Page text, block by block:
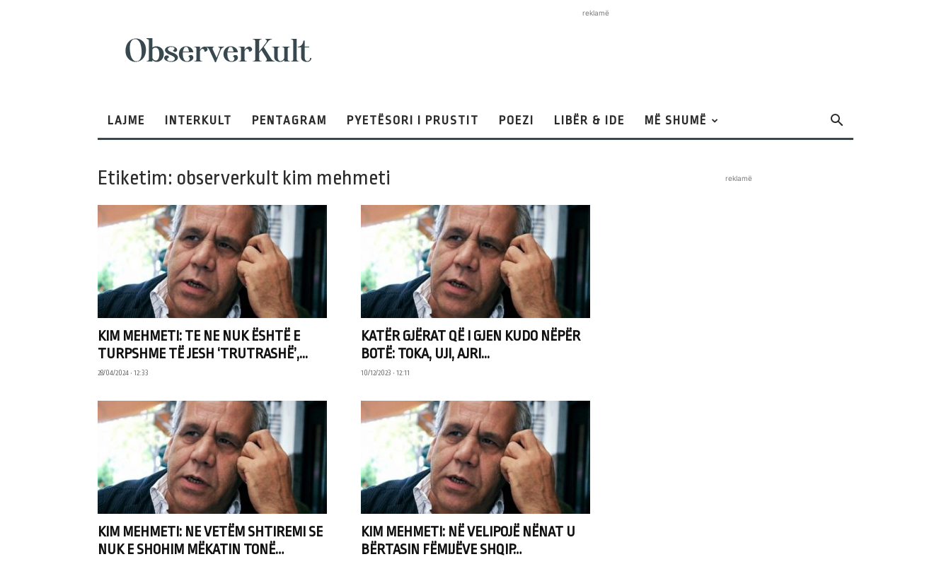
reklamë
LAJME INTERKULT PENTAGRAM PYETËSORI I PRUSTIT POEZI LIBËR & IDE MË SHUMË
Etiketim: observerkult kim mehmeti
KIM MEHMETI: TE NE NUK ËSHTË E
TURPSHME TË JESH ‘TRUTRASHË’,...
28/04/2024 • 12:33
KATËR GJËRAT QË I GJEN KUDO NËPËR
BOTË: TOKA, UJI, AJRI...
10/12/2023 • 12:11
KIM MEHMETI: NE VETËM SHTIREMI SE
NUK E SHOHIM MËKATIN TONË…
KIM MEHMETI: NË VELIPOJË NËNAT U
BËRTASIN FËMIJËVE SHQIP…
reklamë